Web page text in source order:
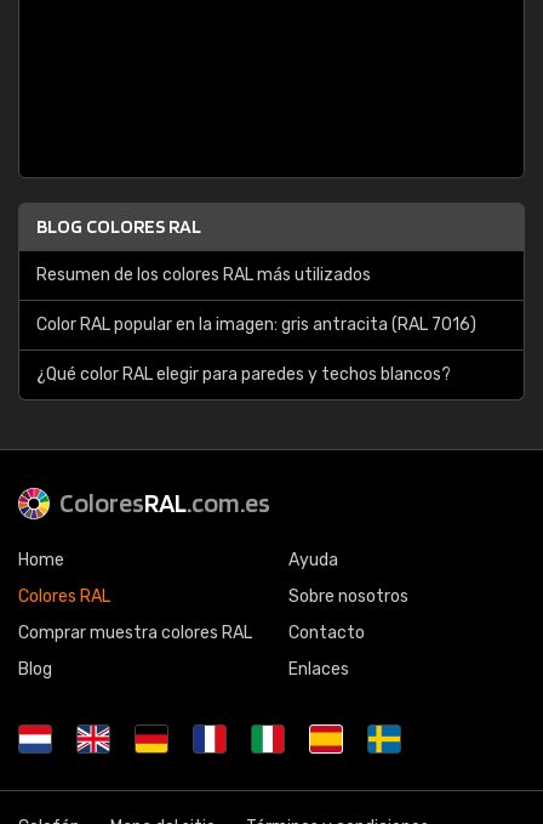
BLOG COLORES RAL
Resumen de los colores RAL más utilizados
Color RAL popular en la imagen: gris antracita (RAL 7016)
¿Qué color RAL elegir para paredes y techos blancos?
ColoresRAL.com.es
Home
Colores RAL
Comprar muestra colores RAL
Blog
Ayuda
Sobre nosotros
Contacto
Enlaces